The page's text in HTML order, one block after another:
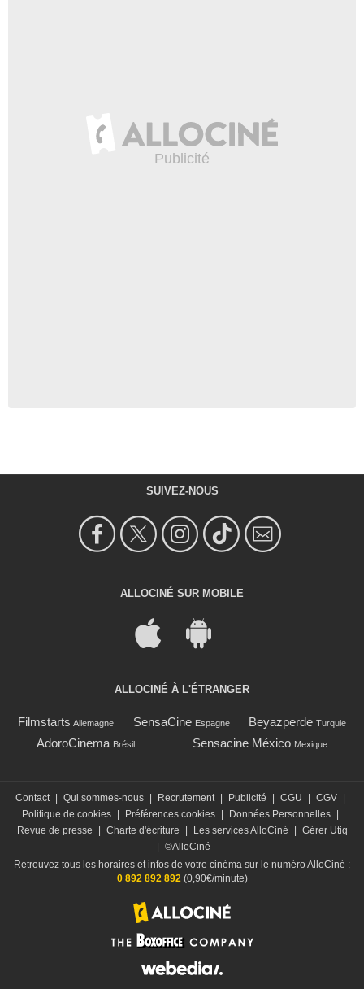
SUIVEZ-NOUS
ALLOCINÉ SUR MOBILE
ALLOCINÉ À L'ÉTRANGER
Filmstarts Allemagne SensaCine Espagne Beyazperde Turquie
AdoroCinema Brésil Sensacine México Mexique
Contact Qui sommes-nous Recrutement Publicité CGU CGV
Politique de cookies
Préférences cookies Données Personnelles
Revue de presse
Charte d'écriture Les services AlloCiné
Gérer Utiq
©AlloCiné
Retrouvez tous les horaires et infos de votre cinéma sur le numéro AlloCiné :
0 892 892 892(0,90€/minute)